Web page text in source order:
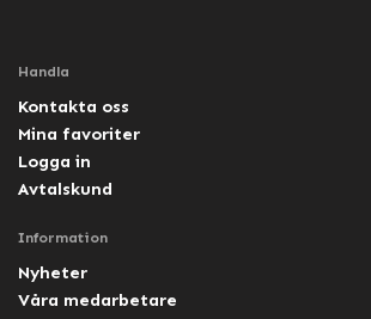
Handla
Kontakta oss
Mina favoriter
Logga in
Avtalskund
Information
Nyheter
Våra medarbetare